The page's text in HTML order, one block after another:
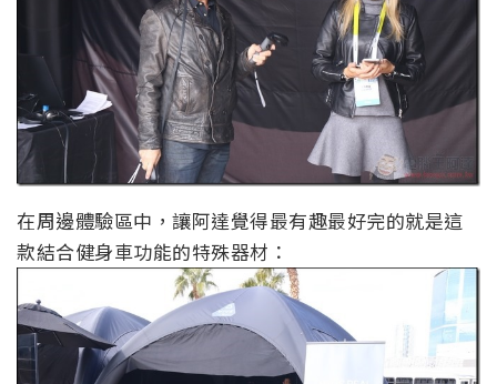
在周邊體驗區中，讓阿達覺得最有趣最好完的就是這
款結合健身車功能的特殊器材：